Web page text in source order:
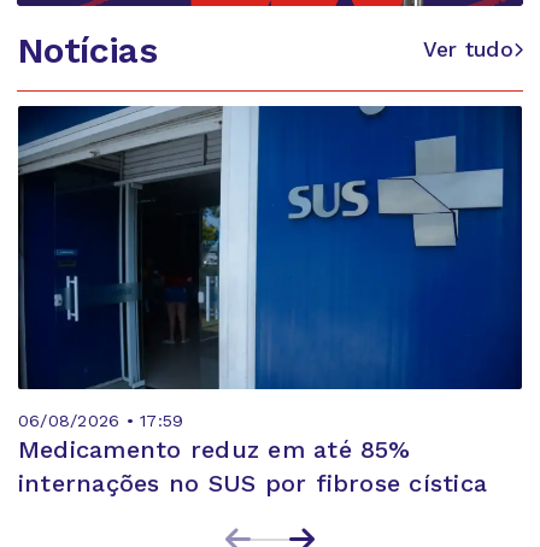
Notícias Ver tudo
06/08/2026 • 17:59
Medicamento reduz em até 85%
internações no SUS por fibrose cística